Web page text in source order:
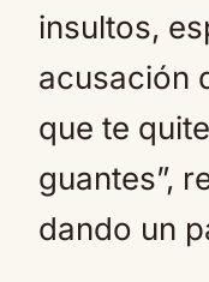
insultos,
acusación
que te
guantes”,
dando un